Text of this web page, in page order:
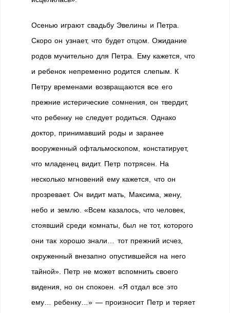
Осенью играют свадьбу Эвелины и Петра.
Скоро он узнает, что будет отцом. Ожидание
родов мучительно для Петра. Ему кажется, что
и ребенок непременно родится слепым. К
Петру временами возвращаются все его
прежние истерические сомнения, он твердит,
что ребенку не следует родиться. Однако
доктор, принимавший роды и заранее
вооруженный офтальмоскопом, констатирует,
что младенец видит. Петр потрясен. На
несколько мгновений ему кажется, что он
прозревает. Он видит мать, Максима, жену,
небо и землю. «Всем казалось, что человек,
стоявший среди комнаты, был не тот, которого
они так хорошо знали… тот прежний исчез,
окруженный внезапно опустившейся на него
тайной». Петр не может вспомнить своего
видения, но он спокоен. «Я отдал все это
ему… ребенку…» — произносит Петр и теряет